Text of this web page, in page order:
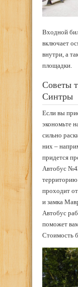
Входной
включает
внутри, а
площадки.
Советы
Синтры
Если вы
экономьте
сильно
них –
придется
Автобус
территорию
проходит
и замка
Автобус
поможет
Стоимость